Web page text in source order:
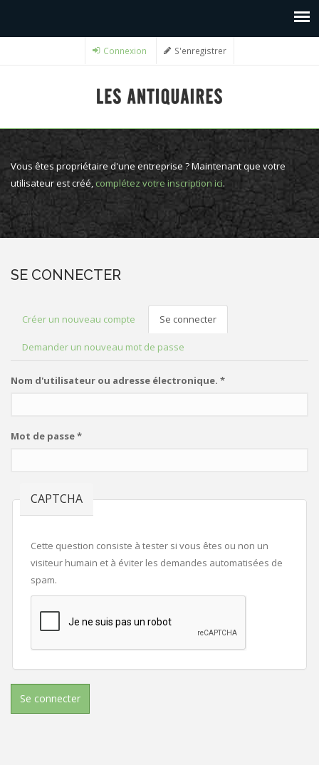
Connexion S'enregistrer
Vous êtes propriétaire d'une entreprise ? Maintenant que votre
utilisateur est créé, complétez votre inscription ici.
SE CONNECTER
ONGLETS PRINCIPAUX
Créer un nouveau compte Se connecter
Demander un nouveau mot de passe
Nom d'utilisateur ou adresse électronique. *
Mot de passe*
CAPTCHA
Cette question consiste à tester si vous êtes ou non un
visiteur humain et à éviter les demandes automatisées de
spam.
Se connecter